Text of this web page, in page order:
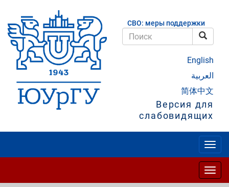
основному
содержанию
СВО: меры поддержки
English
العربية
简体中文
Версия для
слабовидящих